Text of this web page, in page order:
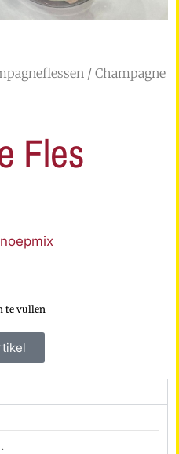
/ Champagne
Fles
te vullen